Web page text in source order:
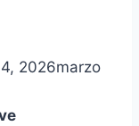
2026marzo